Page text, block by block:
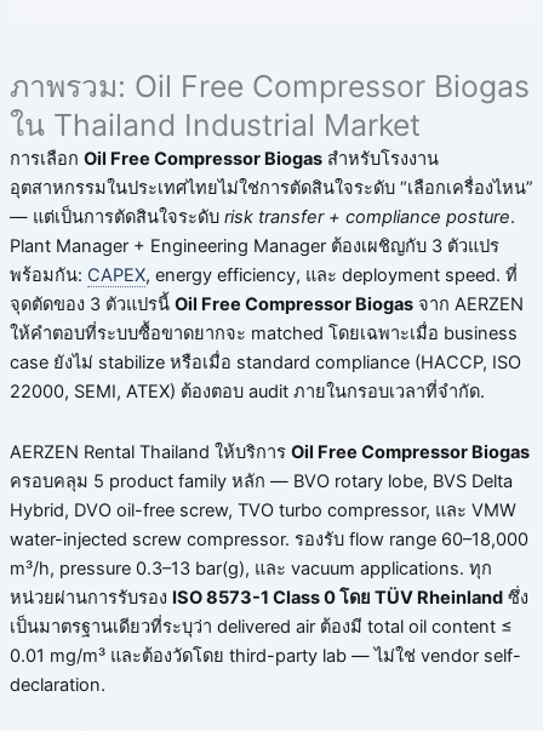
ภาพรวม: Oil Free Compressor Biogas
ใน Thailand Industrial Market
การเลือก Oil Free Compressor Biogasสำหรับโรงงาน
อุตสาหกรรมในประเทศไทยไม่ใช่การตัดสินใจระดับ “เลือกเครื่องไหน”
— แต่เป็นการตัดสินใจระดับ risk transfer + compliance posture.
Plant Manager + Engineering Manager ต้องเผชิญกับ 3 ตัวแปร
พร้อมกัน: CAPEX, energy efficiency, และ deployment speed. ที่
จุดตัดของ 3 ตัวแปรนี้ Oil Free Compressor Biogasจาก AERZEN
ให้คำตอบที่ระบบซื้อขาดยากจะ matched โดยเฉพาะเมื่อ business
case ยังไม่ stabilize หรือเมื่อ standard compliance (HACCP, ISO
22000, SEMI, ATEX) ต้องตอบ audit ภายในกรอบเวลาที่จำกัด.
AERZEN Rental Thailand ให้บริการ Oil Free Compressor Biogas
ครอบคลุม 5 product family หลัก — BVO rotary lobe, BVS Delta
Hybrid, DVO oil-free screw, TVO turbo compressor, และ VMW
water-injected screw compressor. รองรับ flow range 60–18,000
m³/h, pressure 0.3–13 bar(g), และ vacuum applications. ทุก
หน่วยผ่านการรับรอง ISO 8573-1 Class 0 โดย TÜV Rheinlandซึ่ง
เป็นมาตรฐานเดียวที่ระบุว่า delivered air ต้องมี total oil content ≤
0.01 mg/m³ และต้องวัดโดย third-party lab — ไม่ใช่ vendor self-
declaration.